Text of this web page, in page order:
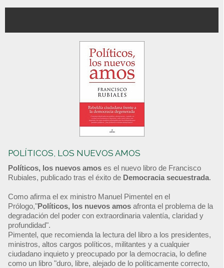
POLÍTICOS, LOS NUEVOS AMOS
Políticos, los nuevos amos es el nuevo libro de Francisco
Rubiales, publicado tras el éxito de Democracia secuestrada.
Como afirma el ex ministro Manuel Pimentel en el
Prólogo,"Políticos, los nuevos amos afronta el problema de la
degradación del poder con extraordinaria valentía, claridad y
profundidad".
Pimentel, que recomienda la lectura del libro a los presidentes,
ministros, altos cargos políticos, militantes y a cualquier
ciudadano inquieto y preocupado por la democracia, lo define
como un libro "duro, libre, alejado de lo políticamente correcto,